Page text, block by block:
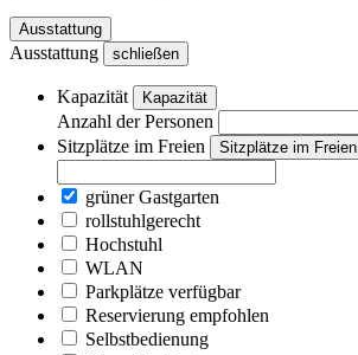
Ausstattung
Ausstattung schließen
Kapazität Kapazität
Anzahl der Personen
Sitzplätze im Freien
Sitzplätze im Freien
grüner Gastgarten
rollstuhlgerecht
Hochstuhl
WLAN
Parkplätze verfügbar
Reservierung empfohlen
Selbstbedienung